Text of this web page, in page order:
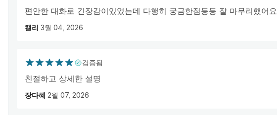
편안한 대화로 긴장감이있었는데 다행히 궁금한점등등 잘 마무리했어요
캘리 3월 04, 2026
검증됨
친절하고 상세한 설명
장다혜 2월 07, 2026